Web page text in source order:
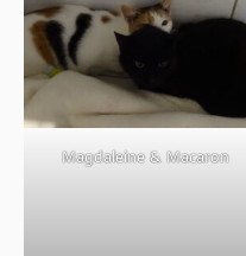
Magdaleine & Macaron